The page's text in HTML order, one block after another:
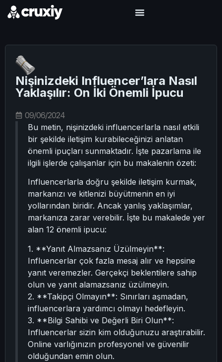
Nişinizdeki Influencer’lara Nasıl
Yaklaşılır: On İki Önemli İpucu
09/06/2024
Bu metin, nişinizdeki influencerlarla nasıl etkili
bir şekilde iletişim kurabileceğinizi anlatan
önemli ipuçları sunmaktadır. İşte pazarlama ile
ilgili işlerde çalışanlar için bu makalenin özeti:
Influencerlarla doğru şekilde iletişim kurmak,
markanızı ve kitlenizi büyütmenin en iyi
yollarından biridir. Ancak yanlış yaklaşımlar,
markanıza zarar verebilir. İşte bu makalede yer
alan 12 önemli ipucu:
1. **Yanıt Almazsanız Üzülmeyin**:
Influencerlar çok fazla mesaj alır ve hepsine
yanıt veremezler. Gerçekçi beklentilere sahip
olun ve yanıt alamazsanız üzülmeyin.
2. **Takipçi Olmayın**: Sınırları aşmadan,
influencerlara yardımcı olmayı hedefleyin.
3. **Bilgi Sahibi ve Değerli Biri Olun**:
Influencerlar sizin kim olduğunuzu araştırabilir.
Online varlığınızın profesyonel ve güvenilir
olduğundan emin olun.